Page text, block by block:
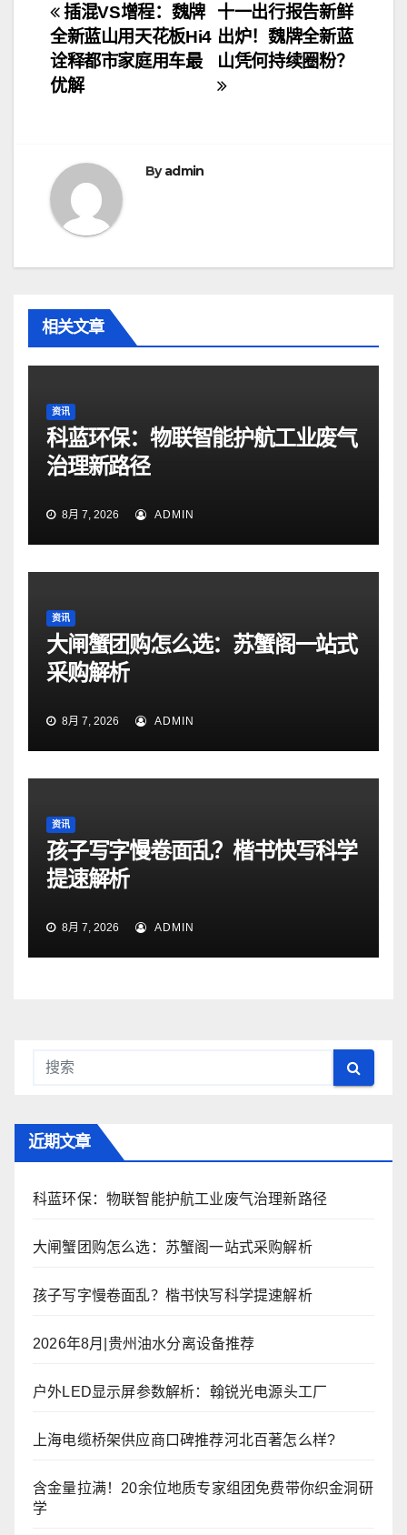
文
章
导
十一出行报告新鲜
出炉！魏牌全新蓝
山凭何持续圈粉？
插混VS增程：魏牌
全新蓝山用天花板Hi4
诠释都市家庭用车最
优解
Byadmin
相关文章
资讯
科蓝环保：物联智能护航工业废气
治理新路径
8月 7, 2026 ADMIN
资讯
大闸蟹团购怎么选：苏蟹阁一站式
采购解析
8月 7, 2026 ADMIN
资讯
孩子写字慢卷面乱？楷书快写科学
提速解析
8月 7, 2026 ADMIN
近期文章
科蓝环保：物联智能护航工业废气治理新路径
大闸蟹团购怎么选：苏蟹阁一站式采购解析
孩子写字慢卷面乱？楷书快写科学提速解析
2026年8月|贵州油水分离设备推荐
户外LED显示屏参数解析：翰锐光电源头工厂
上海电缆桥架供应商口碑推荐河北百著怎么样?
含金量拉满！20余位地质专家组团免费带你织金洞研
学